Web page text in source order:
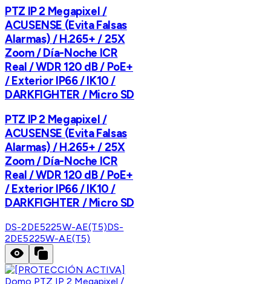
PTZ IP 2 Megapixel /
ACUSENSE (Evita Falsas
Alarmas) / H.265+ / 25X
Zoom / Día-Noche ICR
Real / WDR 120 dB / PoE+
/ Exterior IP66 / IK10 /
DARKFIGHTER / Micro SD
PTZ IP 2 Megapixel /
ACUSENSE (Evita Falsas
Alarmas) / H.265+ / 25X
Zoom / Día-Noche ICR
Real / WDR 120 dB / PoE+
/ Exterior IP66 / IK10 /
DARKFIGHTER / Micro SD
DS-2DE5225W-AE(T5)DS-
2DE5225W-AE(T5)